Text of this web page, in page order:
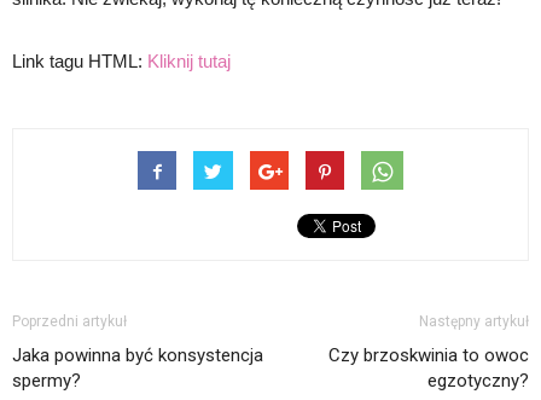
Link tagu HTML: Kliknij tutaj
Poprzedni artykuł
Jaka powinna być konsystencja
spermy?
Następny artykuł
Czy brzoskwinia to owoc
egzotyczny?